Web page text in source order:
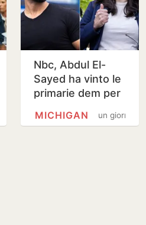
Nbc, Abdul El-
Sayed ha vinto le
primarie dem per
Michigan
un giorno
MICHIGAN